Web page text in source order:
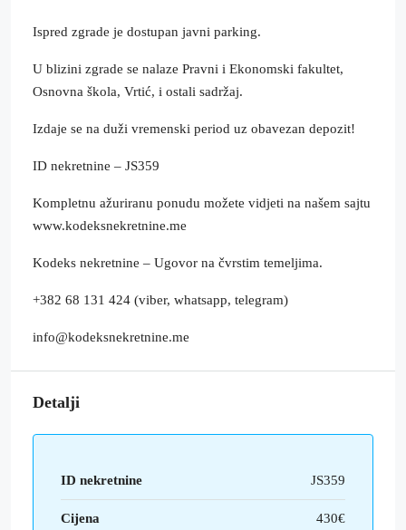
Ispred zgrade je dostupan javni parking.
U blizini zgrade se nalaze Pravni i Ekonomski fakultet,
Osnovna škola, Vrtić, i ostali sadržaj.
Izdaje se na duži vremenski period uz obavezan depozit!
ID nekretnine – JS359
Kompletnu ažuriranu ponudu možete vidjeti na našem sajtu
www.kodeksnekretnine.me
Kodeks nekretnine – Ugovor na čvrstim temeljima.
+382 68 131 424 (viber, whatsapp, telegram)
info@kodeksnekretnine.me
Detalji
ID nekretnine JS359
Cijena 430€